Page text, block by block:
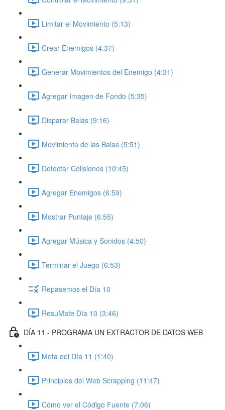
Limitar el Movimiento (5:13)
Crear Enemigos (4:37)
Generar Movimientos del Enemigo (4:31)
Agregar Imagen de Fondo (5:35)
Disparar Balas (9:16)
Movimiento de las Balas (5:51)
Detectar Colisiones (10:45)
Agregar Enemigos (6:59)
Mostrar Puntaje (6:55)
Agregar Música y Sonidos (4:50)
Terminar el Juego (6:53)
Repasemos el Día 10
ResuMate Día 10 (3:46)
DÍA 11 - PROGRAMA UN EXTRACTOR DE DATOS WEB
Meta del Día 11 (1:40)
Principios del Web Scrapping (11:47)
Cómo ver el Código Fuente (7:06)